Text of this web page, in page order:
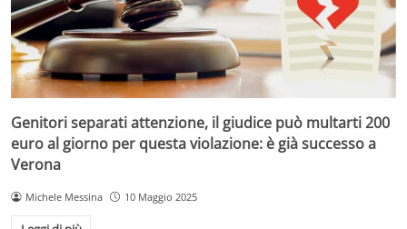
Genitori separati attenzione, il giudice può multarti 200
euro al giorno per questa violazione: è già successo a
Verona
Michele Messina 10 Maggio 2025